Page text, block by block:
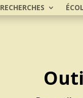
RECHERCHES